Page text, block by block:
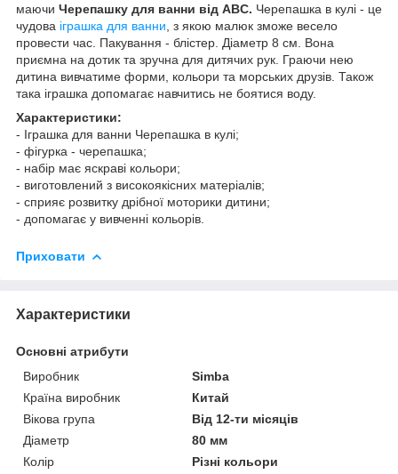
маючи Черепашку для ванни від ABC. Черепашка в кулі - це
чудова іграшка для ванни , з якою малюк зможе весело
провести час. Пакування - блістер. Діаметр 8 см. Вона
приємна на дотик та зручна для дитячих рук. Граючи нею
дитина вивчатиме форми, кольори та морських друзів. Також
така іграшка допомагає навчитись не боятися воду.
Характеристики:
- Іграшка для ванни Черепашка в кулі;
- фігурка - черепашка;
- набір має яскраві кольори;
- виготовлений з високоякісних матеріалів;
- сприяє розвитку дрібної моторики дитини;
- допомагає у вивченні кольорів.
Приховати
Характеристики
Основні атрибути
Виробник
Sіmba
Країна виробник
Китай
Вікова група
Від 12-ти місяців
Діаметр
80 мм
Колір
Різні кольори